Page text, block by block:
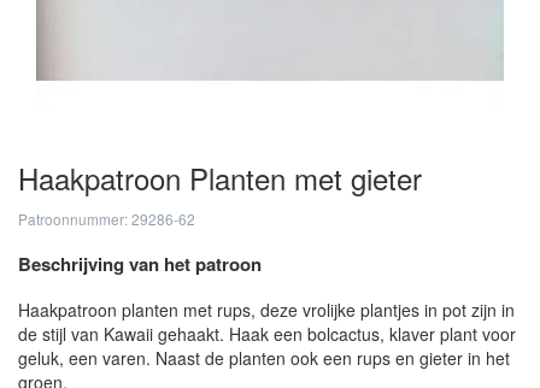
Haakpatroon Planten met gieter
Patroonnummer: 29286-62
Beschrijving van het patroon
Haakpatroon planten met rups, deze vrolijke plantjes in pot zijn in
de stijl van Kawaii gehaakt. Haak een bolcactus, klaver plant voor
geluk, een varen. Naast de planten ook een rups en gieter in het
groen.